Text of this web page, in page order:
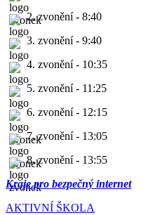
2. zvonění - 8:40
3. zvonění - 9:40
4. zvonění - 10:35
5. zvonění - 11:25
6. zvonění - 12:15
7. zvonění - 13:05
8. zvonění - 13:55
Kraje pro bezpečný internet
AKTIVNÍ ŠKOLA